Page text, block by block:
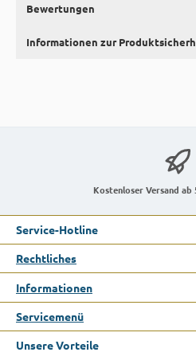
Bewertungen
Informationen zur
Kostenloser Versand
Service-Hotline
Rechtliches
Informationen
Servicemenü
Unsere Vorteile